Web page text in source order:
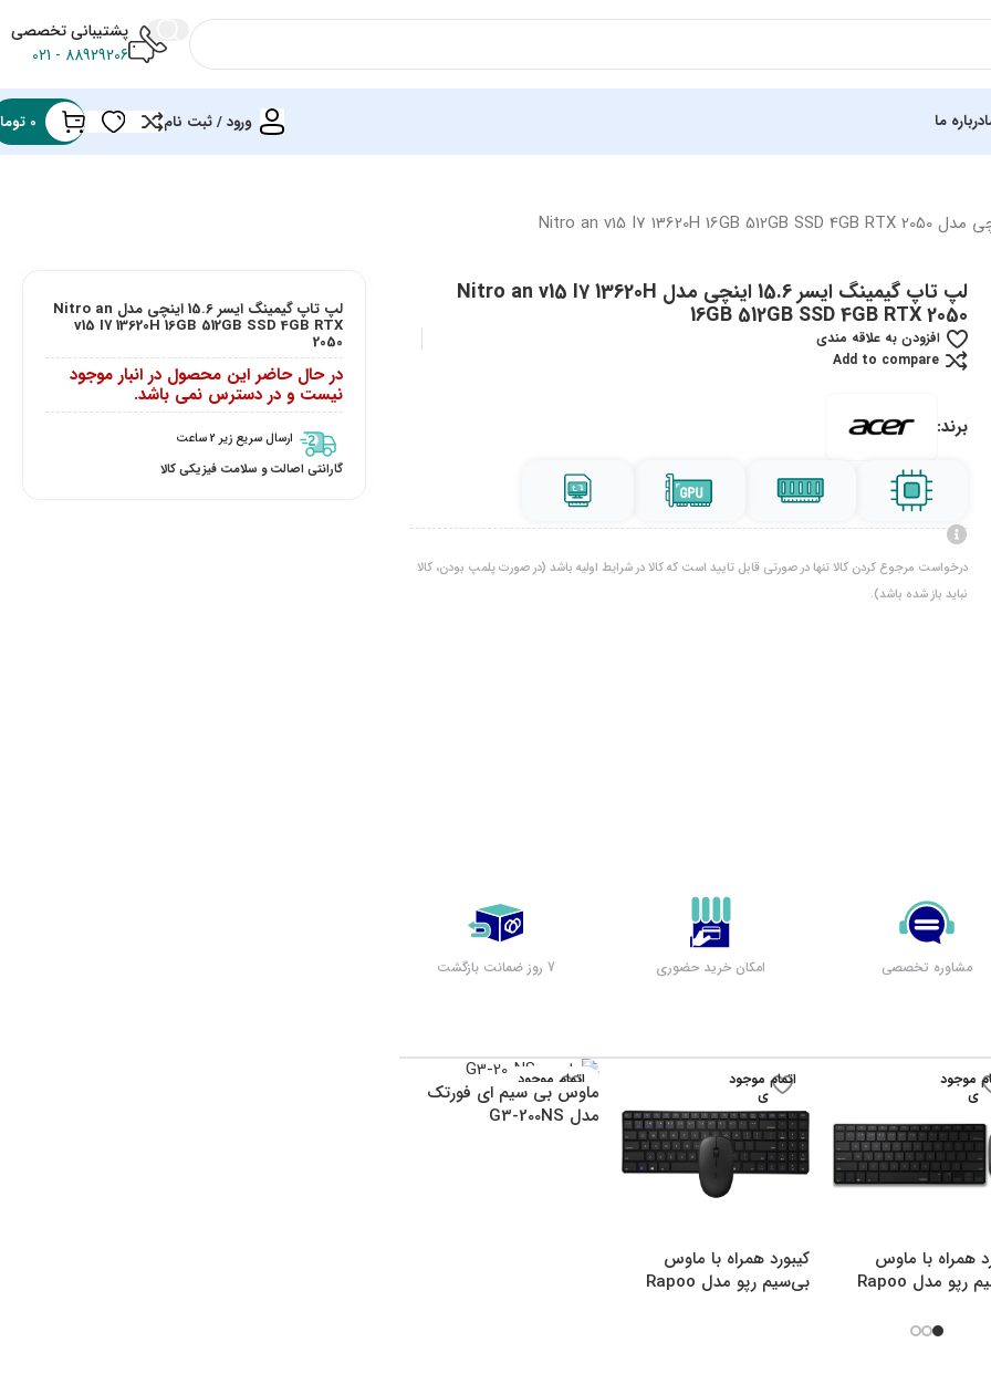
پشتیبانی تخصصی
88929206 - 021
درباره ما ورود / ثبت نام 0
لپ تاپ گیمینگ ایسر 15.6 اینچی مدل Nitro an v15 I7 13620H
16GB 512GB SSD 4GB RTX 2050
افزودن به علاقه مندی
Add to compare
برند:
درخواست مرجوع کردن کالا تنها در صورتی قابل تایید است که کالا در شرایط اولیه باشد (در صورت پلمپ بودن، کالا
نباید باز شده باشد).
مشاوره تخصصی امکان خرید حضوری 7 روز ضمانت بازگشت
موجود
ی
همراه با ماوس
بی‌سیم رپو مدل Rapoo
اتمام موجود
ی
کیبورد همراه با ماوس
بی‌سیم رپو مدل Rapoo
اتمام موجود
ی
ماوس بی سیم ای فورتک
مدل G3-200NS
لپ تاپ گیمینگ ایسر 15.6 اینچی مدل Nitro an
v15 I7 13620H 16GB 512GB SSD 4GB RTX
2050
در حال حاضر این محصول در انبار موجود
نیست و در دسترس نمی باشد.
ارسال سریع زیر 2 ساعت
گارانتی اصالت و سلامت فیزیکی کالا